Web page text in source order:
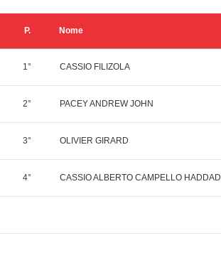
P. Nome
1° CASSIO FILIZOLA
2° PACEY ANDREW JOHN
3° OLIVIER GIRARD
4° CASSIO ALBERTO CAMPELLO HADDAD